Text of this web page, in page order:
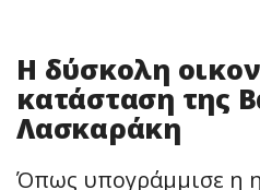
Η δύσκολη
κατάσταση της
Λασκαράκη
Όπως υπογράμμισε η